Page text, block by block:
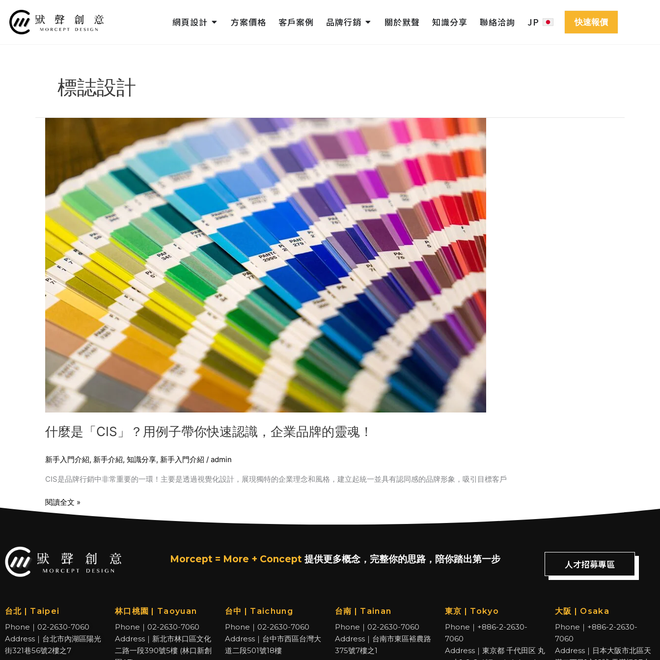
網頁設計 Open 網頁設計
方案價格 客戶案例 品牌行銷 Open 品牌行銷
關於默聲 知識分享 聯絡洽詢 JP 快速報價
標誌設計
什麼是「CIS」？用例子帶你快速認識，企業品牌的靈魂！
新手入門介紹, 新手介紹, 知識分享, 新手入門介紹 / admin
CIS是品牌行銷中非常重要的一環！主要是透過視覺化設計，展現獨特的企業理念和風格，建立起統一並具有認同感的品牌形象，吸引目標客戶
子
你
快
速
識，
企
品
牌
的
魂！
閱讀全文 »
Morcept = More + Concept 提供更多概念，完整你的思路，陪你踏出第一步 人才招募專區
台北 | Taipei
Phone｜02-2630-7060
Address｜台北市內湖區陽光
街321巷56號2樓之7
林口桃園 | Taoyuan
Phone｜02-2630-7060
Address｜新北市林口區文化
二路一段390號5樓 (林口新創
台中 | Taichung
Phone｜02-2630-7060
Address｜台中市西區台灣大
道二段501號18樓
台南 | Tainan
Phone｜02-2630-7060
Address｜台南市東區裕農路
375號7樓之1
東京 | Tokyo
Phone｜+886-2-2630-
7060
Address｜東京都 千代田区 丸
大阪 | Osaka
Phone｜+886-2-2630-
7060
Address｜日本大阪市北區天